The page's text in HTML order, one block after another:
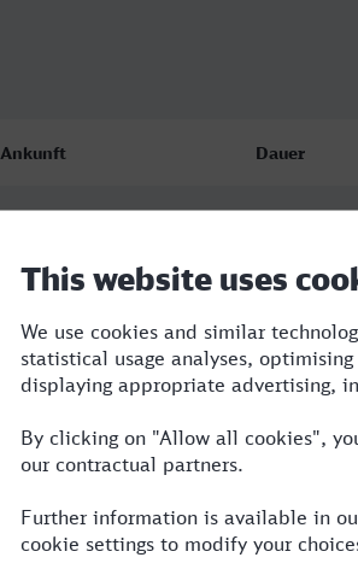
Ankunft Dauer
16:43
Frankfurt (Oder)
17.08.26
10:50
4:38
Frankfurt (Oder)
17.08.26
4:34